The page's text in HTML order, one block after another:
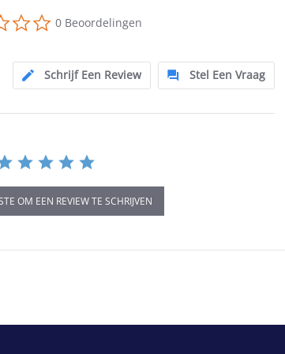
0.0
star
0 Beoordelingen
Schrijf Een Review
Stel Een Vraag
OM EEN REVIEW TE SCHRIJVEN